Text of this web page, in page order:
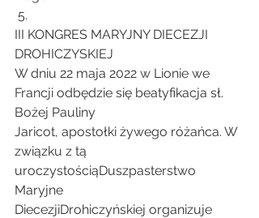
5.
III KONGRES MARYJNY DIECEZJI
DROHICZYSKIEJ
W dniu 22 maja 2022 w Lionie we
Francji odbędzie się beatyfikacja sł.
Bożej Pauliny
Jaricot, apostołki żywego różańca. W
związku z tą
uroczystościąDuszpasterstwo
Maryjne
DiecezjiDrohiczyńskiej organizuje